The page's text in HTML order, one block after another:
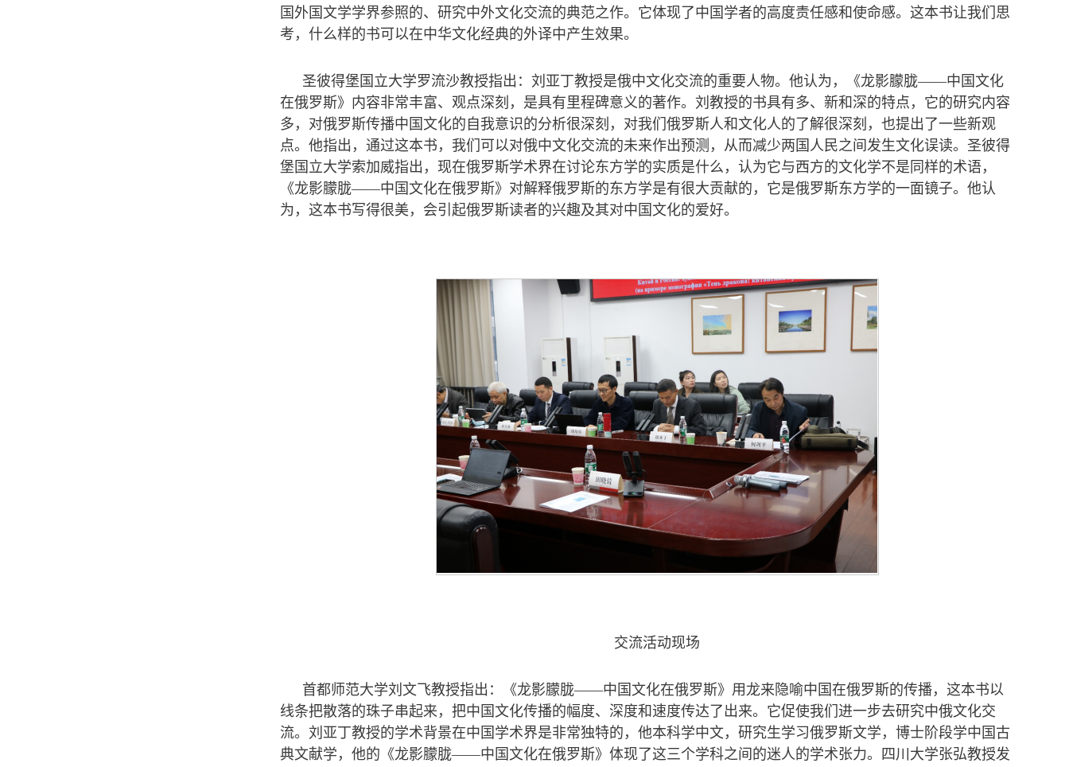
国外国文学学界参照的、研究中外文化交流的典范之作。它体现了中国学者的高度责任感和使命感。这本书让我们思
考，什么样的书可以在中华文化经典的外译中产生效果。
圣彼得堡国立大学罗流沙教授指出：刘亚丁教授是俄中文化交流的重要人物。他认为，《龙影朦胧——中国文化
在俄罗斯》内容非常丰富、观点深刻，是具有里程碑意义的著作。刘教授的书具有多、新和深的特点，它的研究内容
多，对俄罗斯传播中国文化的自我意识的分析很深刻，对我们俄罗斯人和文化人的了解很深刻，也提出了一些新观
点。他指出，通过这本书，我们可以对俄中文化交流的未来作出预测，从而减少两国人民之间发生文化误读。圣彼得
堡国立大学索加威指出，现在俄罗斯学术界在讨论东方学的实质是什么，认为它与西方的文化学不是同样的术语，
《龙影朦胧——中国文化在俄罗斯》对解释俄罗斯的东方学是有很大贡献的，它是俄罗斯东方学的一面镜子。他认
为，这本书写得很美，会引起俄罗斯读者的兴趣及其对中国文化的爱好。
交流活动现场
首都师范大学刘文飞教授指出：《龙影朦胧——中国文化在俄罗斯》用龙来隐喻中国在俄罗斯的传播，这本书以
线条把散落的珠子串起来，把中国文化传播的幅度、深度和速度传达了出来。它促使我们进一步去研究中俄文化交
流。刘亚丁教授的学术背景在中国学术界是非常独特的，他本科学中文，研究生学习俄罗斯文学，博士阶段学中国古
典文献学，他的《龙影朦胧——中国文化在俄罗斯》体现了这三个学科之间的迷人的学术张力。四川大学张弘教授发